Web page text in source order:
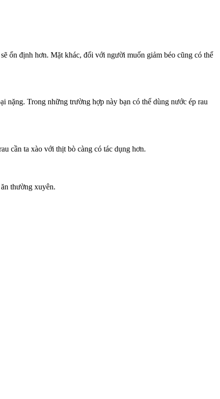
ổn định hơn. Mặt khác, đối với người muốn giảm béo cũng có thể
nặng. Trong những trường hợp này bạn có thể dùng nước ép rau
cần ta xào với thịt bò càng có tác dụng hơn.
thường xuyên.